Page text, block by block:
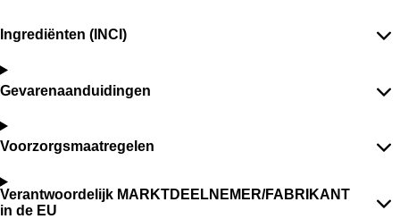
Ingrediënten (INCI)
Gevarenaanduidingen
Voorzorgsmaatregelen
Verantwoordelijk MARKTDEELNEMER/FABRIKANT
in de EU